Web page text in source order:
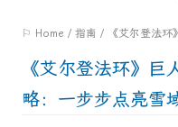
⚐ Home / 指南 / 《艾尔登法环》
《艾尔登法环》
略：一步步点亮雪